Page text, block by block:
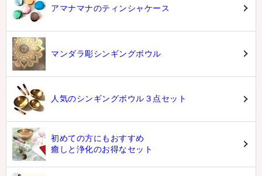
アマナマナのティンシャケース
マンダラ彫シンギングボウル
人気のシンギングボウル３点セット
初めての方にもおすすめ
癒しと浄化のお得なセット